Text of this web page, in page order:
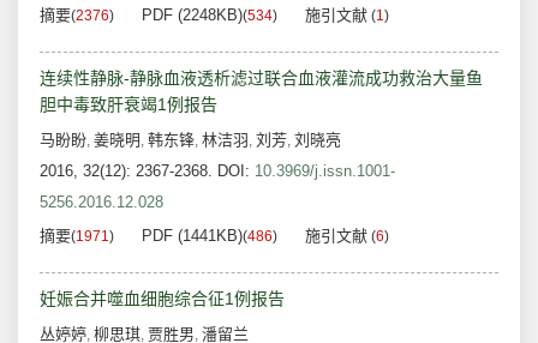
摘要(2376) PDF (2248KB)(534) 施引文献 (1)
连续性静脉-静脉血液透析滤过联合血液灌流成功救治大量鱼
胆中毒致肝衰竭1例报告
马盼盼, 姜晓明 , 韩东锋, 林洁羽 , 刘芳, 刘晓亮
2016, 32(12): 2367-2368. DOI: 10.3969/j.issn.1001-
5256.2016.12.028
摘要(1971) PDF (1441KB)(486) 施引文献 (6)
妊娠合并噬血细胞综合征1例报告
丛婷婷, 柳思琪, 贾胜男, 潘留兰